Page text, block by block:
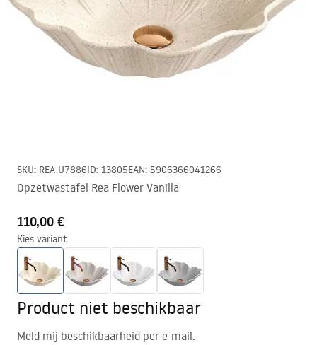
SKU: REA-U7886ID: 13805EAN: 5906366041266
Opzetwastafel Rea Flower Vanilla
110,00 €
Kies variant
Product niet beschikbaar
Meld mij beschikbaarheid per e-mail.